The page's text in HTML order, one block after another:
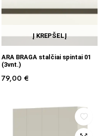
Į KREPŠELĮ
ARA BRAGA stalčiai spintai 01
(3vnt.)
79,00 €